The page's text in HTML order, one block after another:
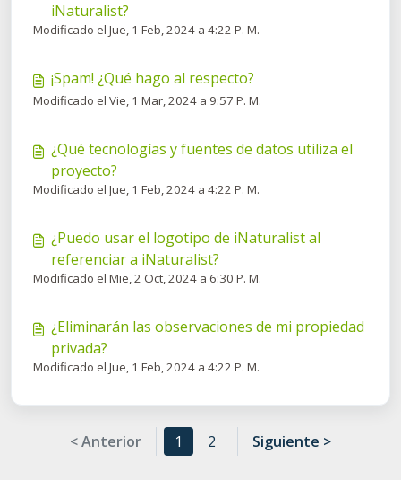
iNaturalist?
Modificado el Jue, 1 Feb, 2024 a 4:22 P. M.
¡Spam! ¿Qué hago al respecto?
Modificado el Vie, 1 Mar, 2024 a 9:57 P. M.
¿Qué tecnologías y fuentes de datos utiliza el
proyecto?
Modificado el Jue, 1 Feb, 2024 a 4:22 P. M.
¿Puedo usar el logotipo de iNaturalist al
referenciar a iNaturalist?
Modificado el Mie, 2 Oct, 2024 a 6:30 P. M.
¿Eliminarán las observaciones de mi propiedad
privada?
Modificado el Jue, 1 Feb, 2024 a 4:22 P. M.
< Anterior 1 2 Siguiente >